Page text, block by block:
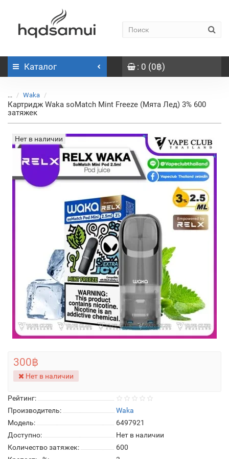
Каталог : 0 (0฿)
... Waka
Картридж Waka soMatch Mint Freeze (Мята Лед) 3% 600
затяжек
Нет в наличии
Рейтинг:
Производитель:
Waka
Модель:
6497921
Доступно:
Нет в наличии
Количество затяжек:
600
300฿
Нет в наличии